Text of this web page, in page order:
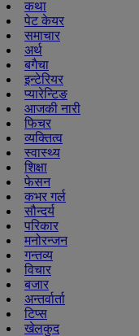
कथा
पेट केयर
समाचार
अर्थ
बगैचा
इन्टेरियर
प्यारेन्टिङ
आजकी नारी
फिचर
व्यक्तित्व
स्वास्थ्य
शिक्षा
फेसन
कभर गर्ल
सौन्दर्य
परिकार
मनोरन्जन
गन्तव्य
विचार
बजार
अन्तर्वार्ता
टिप्स
खेलकुद